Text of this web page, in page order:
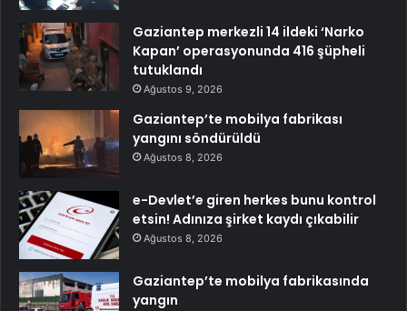
Gaziantep merkezli 14 ildeki ‘Narko
Kapan’ operasyonunda 416 şüpheli
tutuklandı
Ağustos 9, 2026
Gaziantep’te mobilya fabrikası
yangını söndürüldü
Ağustos 8, 2026
e-Devlet’e giren herkes bunu kontrol
etsin! Adınıza şirket kaydı çıkabilir
Ağustos 8, 2026
Gaziantep’te mobilya fabrikasında
yangın